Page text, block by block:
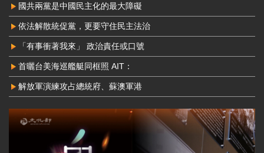
國共兩黨是中國民主化的最大障礙
依法解散統促黨，更要守住民主法治
「有事衝著我來」 政治責任或口號
首曬台美海巡艦艇同框照 AIT：
解放軍演練攻占總統府、蘇澳軍港